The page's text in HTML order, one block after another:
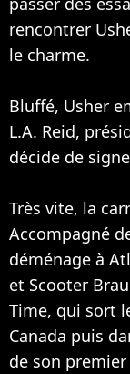
rencontrer
le charme.
Bluffé, Usher
L.A. Reid,
décide de
Très vite, la
Accompagné
déménage à
et Scooter
Time, qui sort
Canada puis
de son